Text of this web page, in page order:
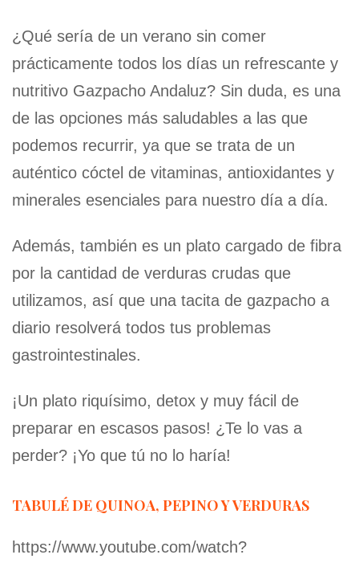
¿Qué sería de un verano sin comer
prácticamente todos los días un refrescante y
nutritivo Gazpacho Andaluz? Sin duda, es una
de las opciones más saludables a las que
podemos recurrir, ya que se trata de un
auténtico cóctel de vitaminas, antioxidantes y
minerales esenciales para nuestro día a día.
Además, también es un plato cargado de fibra
por la cantidad de verduras crudas que
utilizamos, así que una tacita de gazpacho a
diario resolverá todos tus problemas
gastrointestinales.
¡Un plato riquísimo, detox y muy fácil de
preparar en escasos pasos! ¿Te lo vas a
perder? ¡Yo que tú no lo haría!
TABULÉ DE QUINOA, PEPINO Y VERDURAS
https://www.youtube.com/watch?